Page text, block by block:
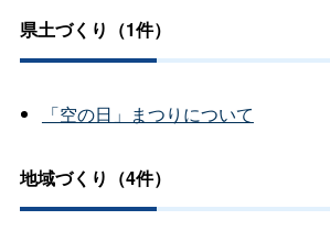
県土づくり（1件）
「空の日」まつりについて
地域づくり（4件）